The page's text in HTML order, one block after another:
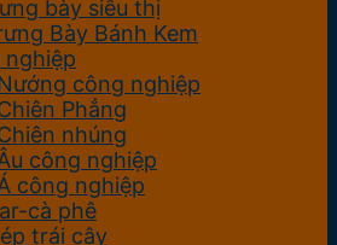
bày siêu thị
Bày Bánh Kem
nghiệp
công nghiệp
Phẳng
nhúng
công nghiệp
công nghiệp
cà phê
trái cây